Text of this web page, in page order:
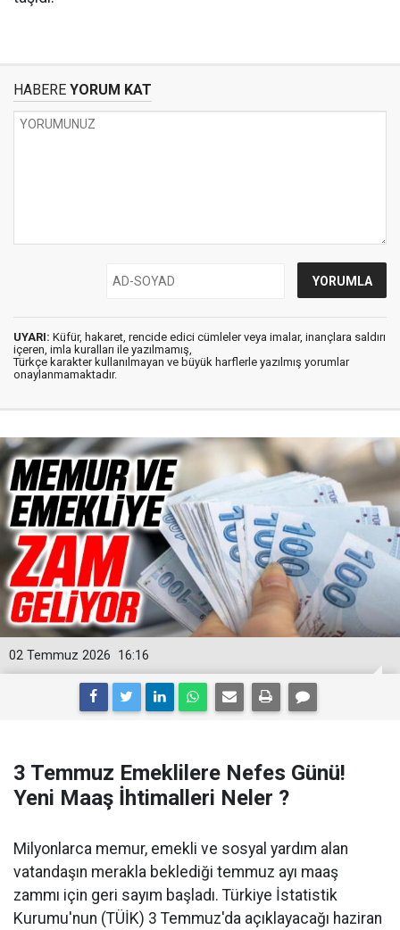
HABERE YORUM KAT
UYARI: Küfür, hakaret, rencide edici cümleler veya imalar, inançlara saldırı
içeren, imla kuralları ile yazılmamış,
Türkçe karakter kullanılmayan ve büyük harflerle yazılmış yorumlar
onaylanmamaktadır.
16:16
02 Temmuz 2026
3 Temmuz Emeklilere Nefes Günü!
Yeni Maaş İhtimalleri Neler ?
Milyonlarca memur, emekli ve sosyal yardım alan
vatandaşın merakla beklediği temmuz ayı maaş
zammı için geri sayım başladı. Türkiye İstatistik
Kurumu'nun (TÜİK) 3 Temmuz'da açıklayacağı haziran